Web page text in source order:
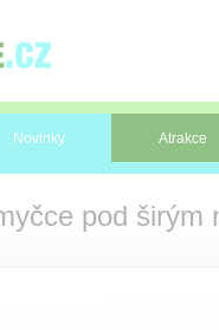
Novinky Atrakce
pod širým